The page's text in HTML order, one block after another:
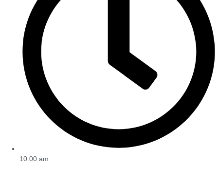
10:00 am